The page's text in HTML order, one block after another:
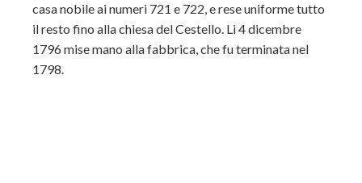
casa nobile ai numeri 721 e 722, e rese uniforme tutto
il resto fino alla chiesa del Cestello. Li 4 dicembre
1796 mise mano alla fabbrica, che fu terminata nel
1798.